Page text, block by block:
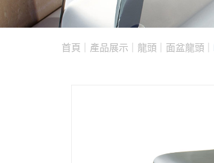
首頁 產品展示 龍頭 面盆龍頭